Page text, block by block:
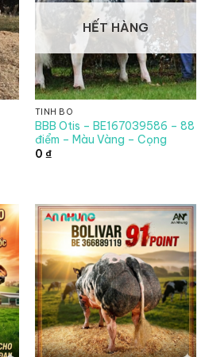
HẾT HÀNG
TINH BÒ
BBB Otis – BE167039586 – 88
điểm – Màu Vàng – Cọng
0 ₫